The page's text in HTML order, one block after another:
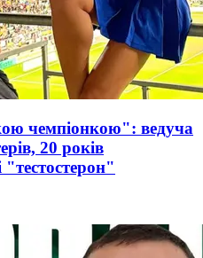
чемпіонкою": ведуча
20 років